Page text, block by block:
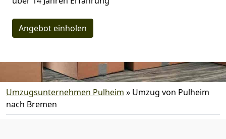
Angebot einholen
Umzugsunternehmen Pulheim » Umzug von Pulheim
nach Bremen